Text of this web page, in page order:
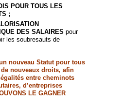
POUR TOUS LES
;
DES SALAIRES pour
les soubresauts de
nouveau Statut pour tous
nouveaux droits, afin
entre cheminots
d’entreprises
LE GAGNER